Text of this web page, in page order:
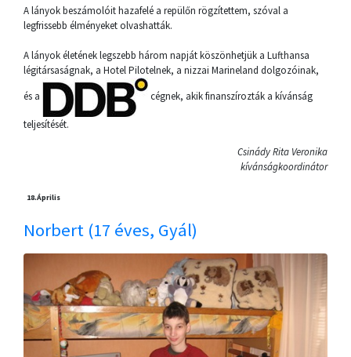
A lányok beszámolóit hazafelé a repülőn rögzítettem, szóval a
legfrissebb élményeket olvashatták.
A lányok életének legszebb három napját köszönhetjük a Lufthansa
légitársaságnak, a Hotel Pilotelnek, a nizzai Marineland dolgozóinak,
és a
cégnek, akik finanszírozták a kívánság
teljesítését.
Csinády Rita Veronika
kívánságkoordinátor
18.Április
Norbert (17 éves, Gyál)